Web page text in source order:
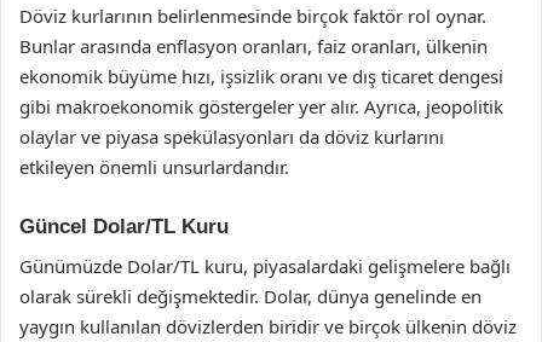
Döviz kurlarının belirlenmesinde birçok faktör rol oynar.
Bunlar arasında enflasyon oranları, faiz oranları, ülkenin
ekonomik büyüme hızı, işsizlik oranı ve dış ticaret dengesi
gibi makroekonomik göstergeler yer alır. Ayrıca, jeopolitik
olaylar ve piyasa spekülasyonları da döviz kurlarını
etkileyen önemli unsurlardandır.
Güncel Dolar/TL Kuru
Günümüzde Dolar/TL kuru, piyasalardaki gelişmelere bağlı
olarak sürekli değişmektedir. Dolar, dünya genelinde en
yaygın kullanılan dövizlerden biridir ve birçok ülkenin döviz